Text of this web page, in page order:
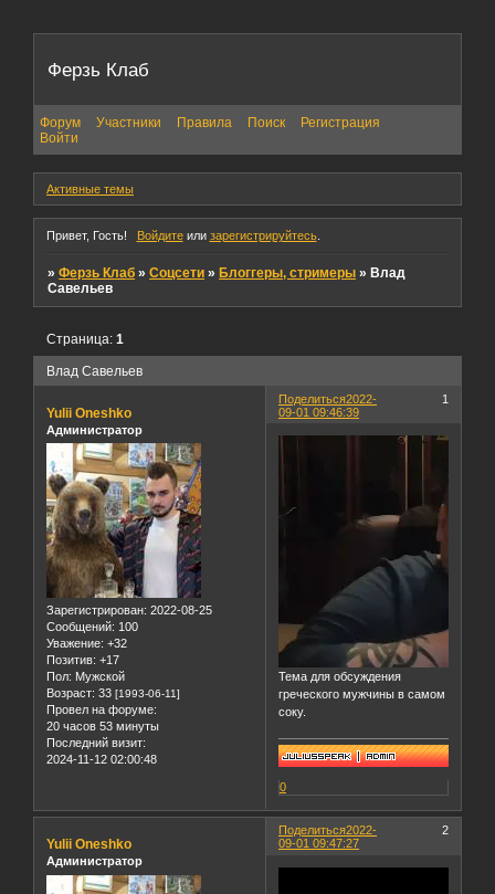
Ферзь Клаб
Форум Участники Правила Поиск
Регистрация
Войти
Активные темы
Привет, Гость! Войдитеили зарегистрируйтесь.
»Ферзь Клаб »Соцсети »Блоггеры, стримеры »Влад
Савельев
Влад Савельев
Страница:1
Поделиться 1
2022-
09-01 09:46:39
Yulii Oneshko
Администратор
Зарегистрирован: 2022-08-25
Сообщений: 100
Уважение: +32
Позитив: +17
Пол: Мужской
Возраст: 33 [1993-06-11]
Провел на форуме:
20 часов 53 минуты
Последний визит:
2024-11-12 02:00:48
Тема для обсуждения
греческого мужчины в самом
соку.
0
Поделиться 2
2022-
09-01 09:47:27
Yulii Oneshko
Администратор